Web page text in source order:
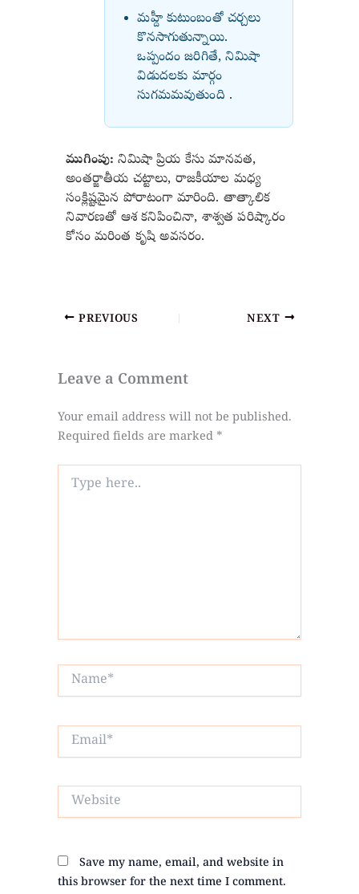
మహ్దీ కుటుంబంతో చర్చలు
కొనసాగుతున్నాయి.
ఒప్పందం జరిగితే, నిమిషా
విడుదలకు మార్గం
సుగమమవుతుంది .
ముగింపు: నిమిషా ప్రియ కేసు మానవత,
అంతర్జాతీయ చట్టాలు, రాజకీయాల మధ్య
సంక్లిష్టమైన పోరాటంగా మారింది. తాత్కాలిక
నివారణతో ఆశ కనిపించినా, శాశ్వత పరిష్కారం
కోసం మరింత కృషి అవసరం.
PREVIOUS NEXT
Leave a Comment
Your email address will not be published.
Required fields are marked *
here..
Name*
Email*
Website
Save my name, email, and website in
this browser for the next time I comment.